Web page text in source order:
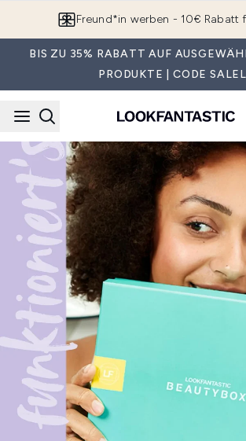
Freund*in werben - 10€ Rabatt
BIS ZU 35% RABATT AUF
PRODUKTE | CODE